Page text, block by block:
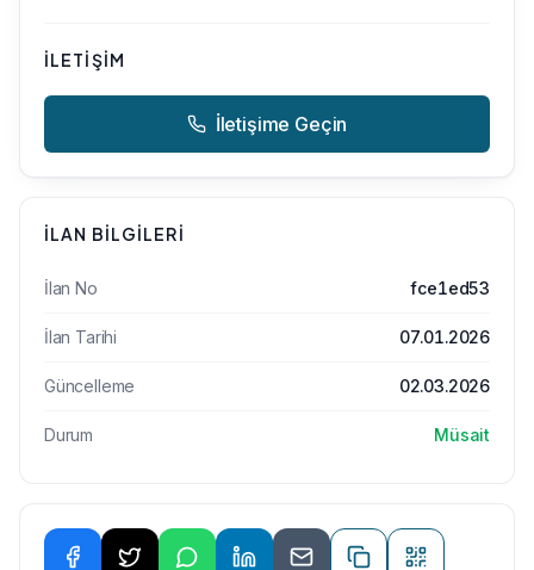
İLETIŞIM
İletişime Geçin
İLAN BILGILERI
İlan No fce1ed53
İlan Tarihi 07.01.2026
Güncelleme 02.03.2026
Durum Müsait